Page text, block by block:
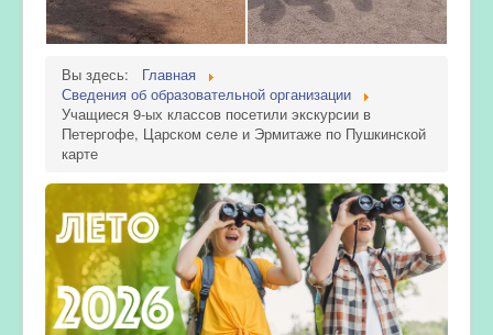
Вы здесь:
Главная
Сведения об образовательной организации
Учащиеся 9-ых классов посетили экскурсии в
Петергофе, Царском селе и Эрмитаже по Пушкинской
карте